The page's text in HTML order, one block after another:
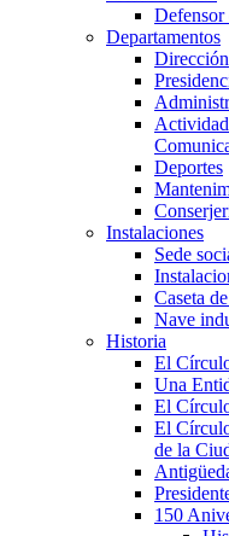
Defensor
Departamentos
Dirección
Deportes
Instalaciones
Sede
Caseta
Nave
Historia
El
Una
El
El
de la
150